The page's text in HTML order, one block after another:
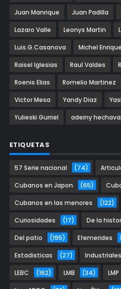
Juan Manrique Juan Padilla
Lazaro Valle Leonys Martin
Luis.G.Casanova Michel
Raisel Iglesias Raul Valdes
Roenis Elias Romelio Martinez
Victor Mesa Yandy Diaz
Yulieski Gurriel adeiny
ETIQUETAS
57 Serie nacional (74)
Cubanos en Japon (65)
Cubanos en las menores (122)
Curiosidades (17) De la
Del patio (195) Efemerides
Estadisticas (27) Industriales
LEBC (162) LMB (34) LMP